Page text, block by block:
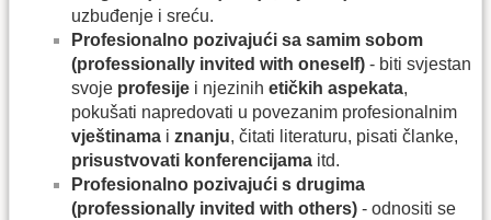
uzbuđenje i sreću.
Profesionalno pozivajući sa samim sobom
(professionally invited with oneself) - biti svjestan
svoje profesije i njezinih etičkih aspekata,
pokušati napredovati u povezanim profesionalnim
vještinama i znanju, čitati literaturu, pisati članke,
prisustvovati konferencijama itd.
Profesionalno pozivajući s drugima
(professionally invited with others) - odnositi se